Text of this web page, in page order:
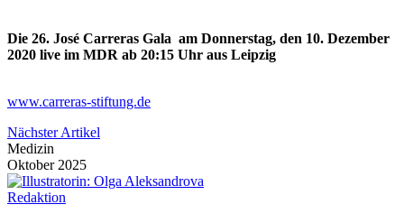
Die 26. José Carreras Gala am Donnerstag, den 10. Dezember
2020 live im MDR ab 20:15 Uhr aus Leipzig
www.carreras-stiftung.de
Nächster Artikel
Medizin
Oktober 2025
Redaktion